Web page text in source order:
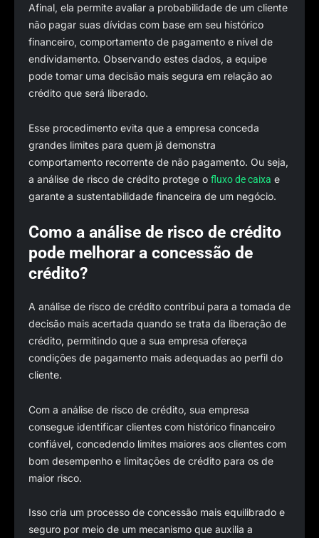
Afinal, ela permite avaliar a probabilidade de um cliente
não pagar suas dívidas com base em seu histórico
financeiro, comportamento de pagamento e nível de
endividamento. Observando estes dados, a equipe
pode tomar uma decisão mais segura em relação ao
crédito que será liberado.
Esse procedimento evita que a empresa conceda
grandes limites para quem já demonstra
comportamento recorrente de não pagamento. Ou seja,
a análise de risco de crédito protege o fluxo de caixa e
garante a sustentabilidade financeira de um negócio.
Como a análise de risco de crédito
pode melhorar a concessão de
crédito?
A análise de risco de crédito contribui para a tomada de
decisão mais acertada quando se trata da liberação de
crédito, permitindo que a sua empresa ofereça
condições de pagamento mais adequadas ao perfil do
cliente.
Com a análise de risco de crédito, sua empresa
consegue identificar clientes com histórico financeiro
confiável, concedendo limites maiores aos clientes com
bom desempenho e limitações de crédito para os de
maior risco.
Isso cria um processo de concessão mais equilibrado e
seguro por meio de um mecanismo que auxilia a